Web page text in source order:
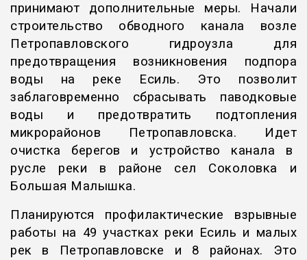
принимают дополнительные меры. Начали
строительство обводного канала возле
Петропавловского гидроузла для
предотвращения возникновения подпора
воды на реке Есиль. Это позволит
заблаговременно сбрасывать паводковые
воды и предотвратить подтопления
микрорайонов Петропавловска. Идет
очистка берегов и устройство канала в
русле реки в районе сел Соколовка и
Большая Малышка.
Планируются профилактические взрывные
работы на 49 участках реки Есиль и малых
рек в Петропавловске и 8 районах. Это